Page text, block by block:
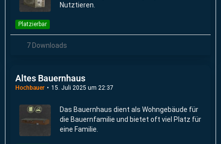
Nutztieren.
Platzierbar
7 Downloads
Altes Bauernhaus
Hochbauer 15. Juli 2025 um 22:37
Das Bauernhaus dient als Wohngebäude für
die Bauernfamilie und bietet oft viel Platz für
eine Familie.